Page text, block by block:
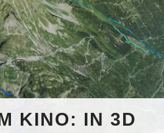
KINO: IN 3D